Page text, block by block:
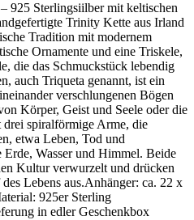
925 Sterlingsiilber mit keltischen
Trinity Kette aus Irland
Tradition mit modernem
Ornamente und eine Triskele,
die das Schmuckstück lebendig
auch Triqueta genannt, ist ein
verschlungenen Bögen
Körper, Geist und Seele oder die
spiralförmige Arme, die
etwa Leben, Tod und
Wasser und Himmel. Beide
Kultur verwurzelt und drücken
Lebens aus.Anhänger: ca. 22 x
925er Sterling
in edler Geschenkbox